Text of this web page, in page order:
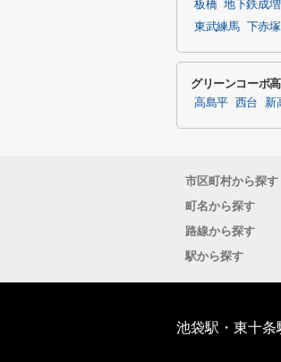
板橋 地下鉄成増
東武練馬
下赤塚
グリーンコーポ
高島平 西台 新
市区町村から探す
町名から探す
路線から探す
駅から探す
池袋駅・東十条